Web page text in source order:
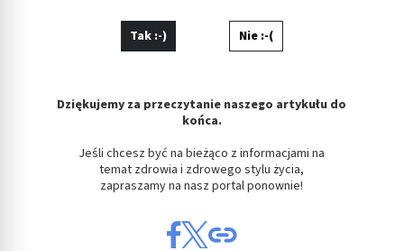
Tak :-) Nie :-(
Dziękujemy za przeczytanie naszego artykułu do
końca.
Jeśli chcesz być na bieżąco z informacjami na
temat zdrowia i zdrowego stylu życia,
zapraszamy na nasz portal ponownie!